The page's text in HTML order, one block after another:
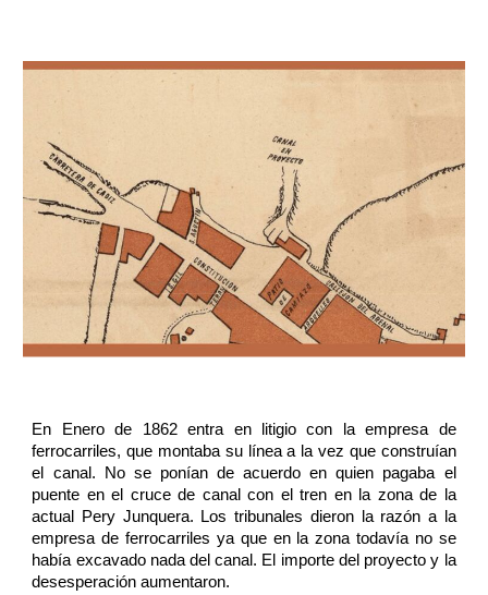
En Enero de 1862 entra en litigio con la empresa de
ferrocarriles, que montaba su línea a la vez que construían
el canal. No se ponían de acuerdo en quien pagaba el
puente en el cruce de canal con el tren en la zona de la
actual Pery Junquera. Los tribunales dieron la razón a la
empresa de ferrocarriles ya que en la zona todavía no se
había excavado nada del canal. El importe del proyecto y la
desesperación aumentaron.